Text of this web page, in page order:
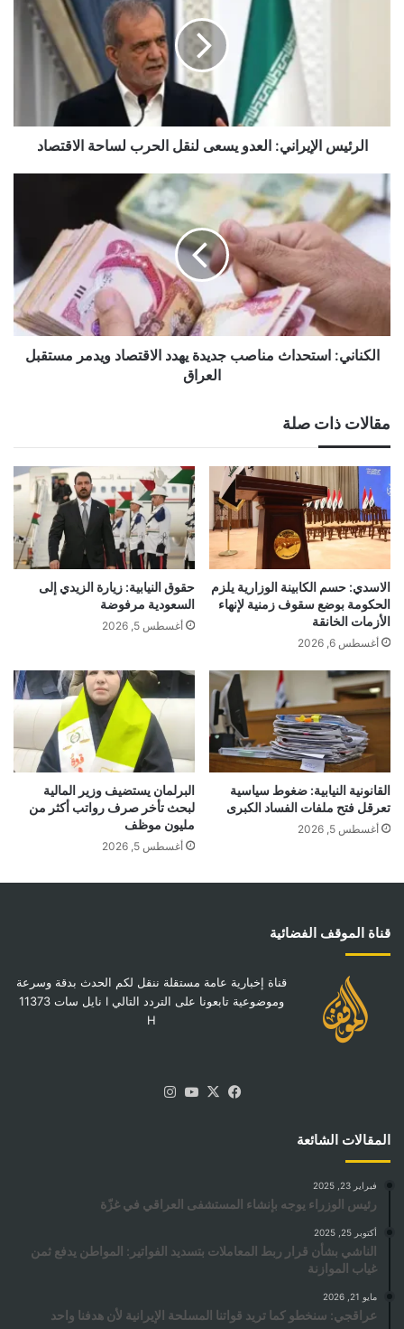
الرئيس الإيراني: العدو يسعى لنقل الحرب لساحة الاقتصاد
الكناني:
استحداث
مناصب
يهدد
مستقبل
العراق
الكناني: استحداث مناصب جديدة يهدد الاقتصاد ويدمر مستقبل
العراق
مقالات ذات صلة
الاسدي: حسم الكابينة الوزارية يلزم
الحكومة بوضع سقوف زمنية لإنهاء
الأزمات الخانقة
أغسطس 6, 2026
حقوق النيابية: زيارة الزيدي إلى
السعودية مرفوضة
أغسطس 5, 2026
القانونية النيابية: ضغوط سياسية
تعرقل فتح ملفات الفساد الكبرى
أغسطس 5, 2026
البرلمان يستضيف وزير المالية
لبحث تأخر صرف رواتب أكثر من
مليون موظف
أغسطس 5, 2026
قناة الموقف الفضائية
قناة إخبارية عامة مستقلة ننقل لكم الحدث بدقة وسرعة
وموضوعية تابعونا على التردد التالي I نايل سات 11373
H
فيسبوك
‫X
‫YouTube
المقالات الشائعة
فبراير 23, 2025
رئيس الوزراء يوجه بإنشاء المستشفى العراقي في غزّة
أكتوبر 25, 2025
الناشي بشأن قرار ربط المعاملات بتسديد الفواتير: المواطن يدفع ثمن
غياب الموازنة
مايو 21, 2026
عراقجي: سنخطو كما تريد قواتنا المسلحة الإيرانية لأن هدفنا واحد